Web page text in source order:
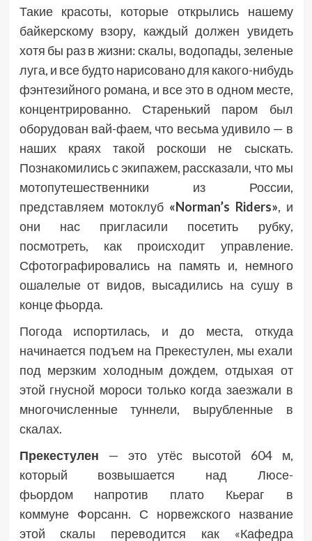
Такие красоты, которые открылись нашему
байкерскому взору, каждый должен увидеть
хотя бы раз в жизни: скалы, водопады, зеленые
луга, и все будто нарисовано для какого-нибудь
фэнтезийного романа, и все это в одном месте,
концентрированно. Старенький паром был
оборудован вай-фаем, что весьма удивило — в
наших краях такой роскоши не сыскать.
Познакомились с экипажем, рассказали, что мы
мотопутешественники из России,
представляем мотоклуб «Norman’s Riders», и
они нас пригласили посетить рубку,
посмотреть, как происходит управление.
Сфотографировались на память и, немного
ошалелые от видов, высадились на сушу в
конце фьорда.
Погода испортилась, и до места, откуда
начинается подъем на Прекестулен, мы ехали
под мерзким холодным дождем, отдыхая от
этой гнусной мороси только когда заезжали в
многочисленные туннели, вырубленные в
скалах.
Прекестулен — это утёс высотой 604 м,
который возвышается над Люсе-
фьордом напротив плато Кьераг в
коммуне Форсанн. С норвежского название
этой скалы переводится как «Кафедра